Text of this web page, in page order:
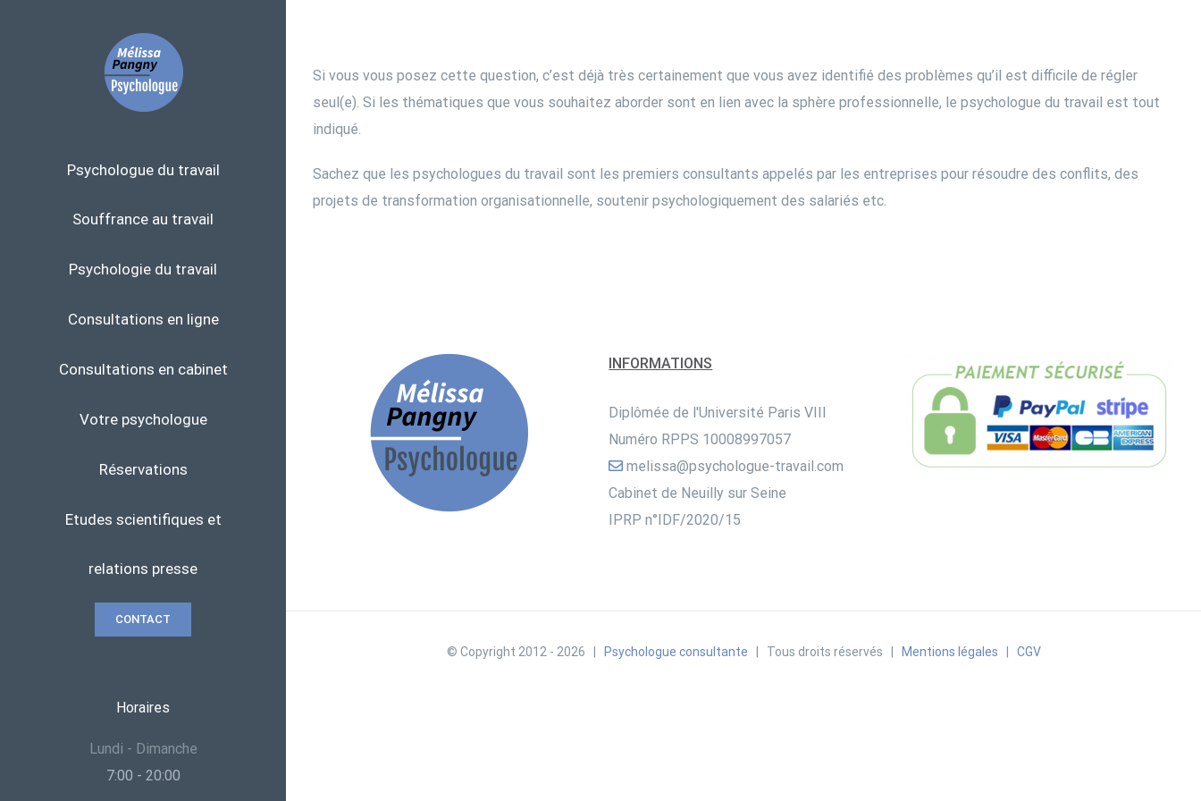
Psychologue du travail
Souffrance au travail
Psychologie du travail
Consultations en ligne
Consultations en cabinet
Votre psychologue
Réservations
Etudes scientifiques et
relations presse
CONTACT
Horaires
Lundi - Dimanche
7:00 - 20:00
Si vous vous posez cette question, c’est déjà très certainement que vous avez identifié des problèmes qu’il est difficile de régler
seul(e). Si les thématiques que vous souhaitez aborder sont en lien avec la sphère professionnelle, le psychologue du travail est tout
indiqué.
Sachez que les psychologues du travail sont les premiers consultants appelés par les entreprises pour résoudre des conflits, des
projets de transformation organisationnelle, soutenir psychologiquement des salariés etc.
INFORMATIONS
Diplômée de l'Université Paris VIII
Numéro RPPS 10008997057
melissa@psychologue-travail.com
Cabinet de Neuilly sur Seine
IPRP n°IDF/2020/15
© Copyright 2012 - 2026 | Psychologue consultante | Tous droits réservés | Mentions légales CGV